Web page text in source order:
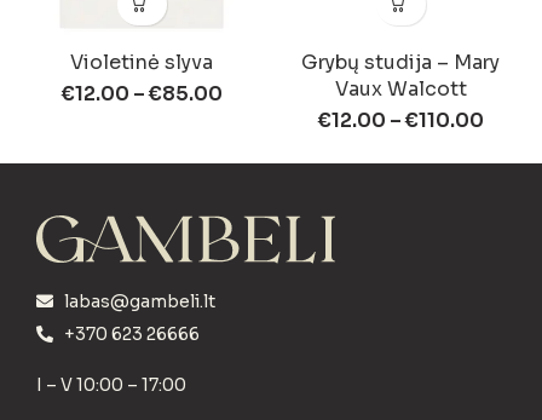
Violetinė slyva
€12.00 –€85.00
Grybų studija – Mary
Vaux Walcott
€12.00 –€110.00
labas@gambeli.lt
+370 623 26666
I – V 10:00 – 17:00